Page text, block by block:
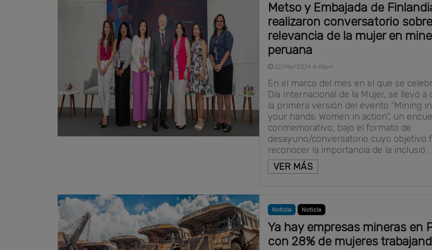
Metso y Embajada de
realizaron conversatorio
relevancia de la mujer en
peruana
22/Mar/2024 4:45pm
En el marco del mes en el que se
Día Internacional de la Mujer, se llevó a
la primera versión del evento “Mining in
your hands: Women in action”, un
conmemorativo, bajo el formato de
desayuno/conversatorio cuyo objetivo
reconocer la importancia de la inclusió .
VER MÁS
Noticia Noticia
Ya hay empresas mineras en
con 28% de mujeres